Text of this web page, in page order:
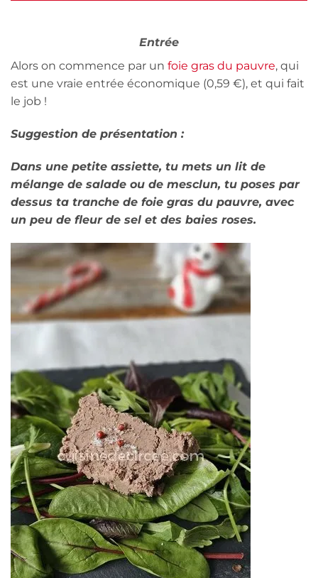
Entrée
Alors on commence par un foie gras du pauvre, qui
est une vraie entrée économique (0,59 €), et qui fait
le job !
Suggestion de présentation :
Dans une petite assiette, tu mets un lit de
mélange de salade ou de mesclun, tu poses par
dessus ta tranche de foie gras du pauvre, avec
un peu de fleur de sel et des baies roses.